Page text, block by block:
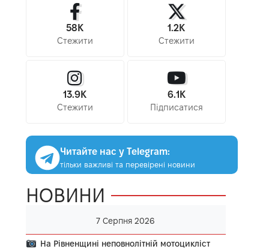
58K
Стежити
1.2K
Стежити
13.9K
Стежити
6.1K
Підписатися
Читайте нас у Telegram:
тільки важливі та перевірені новини
НОВИНИ
7 Серпня 2026
На Рівненщині неповнолітній мотоцикліст